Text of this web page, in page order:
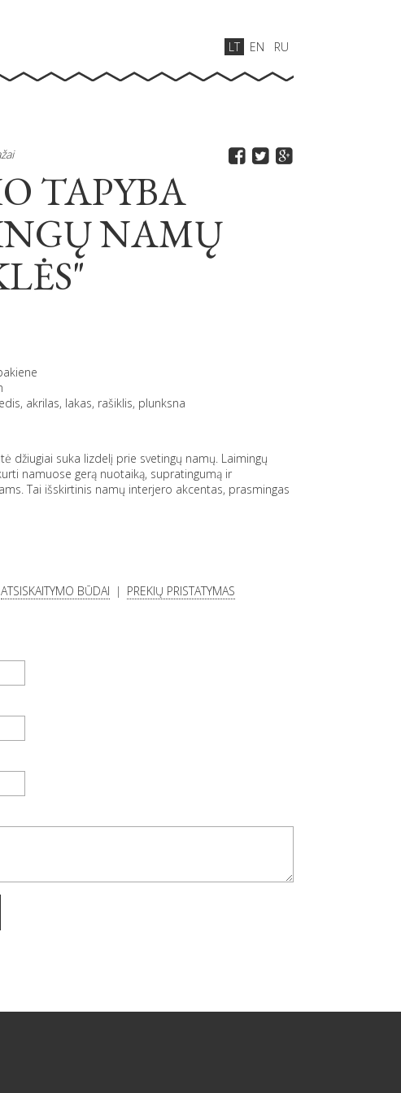
LT EN RU
TAPYBA
NAMŲ
akrilas, lakas, rašiklis, plunksna
džiugiai suka lizdelį prie svetingų namų. Laimingų
namuose gerą nuotaiką, supratingumą ir
Tai išskirtinis namų interjero akcentas, prasmingas
ATSISKAITYMO BŪDAI PREKIŲ PRISTATYMAS